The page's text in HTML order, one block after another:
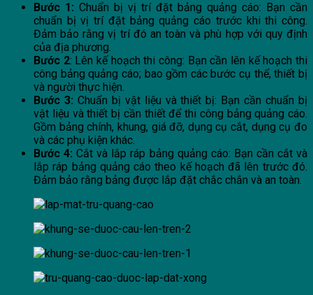
Bước 1: Chuẩn bị vị trí đặt bảng quảng cáo: Bạn cần
chuẩn bị vị trí đặt bảng quảng cáo trước khi thi công.
Đảm bảo rằng vị trí đó an toàn và phù hợp với quy định
của địa phương.
Bước 2: Lên kế hoạch thi công: Bạn cần lên kế hoạch thi
công bảng quảng cáo; bao gồm các bước cụ thể, thiết bị
và người thực hiện.
Bước 3: Chuẩn bị vật liệu và thiết bị: Bạn cần chuẩn bị
vật liệu và thiết bị cần thiết để thi công bảng quảng cáo.
Gồm bảng chính, khung, giá đỡ, dụng cụ cắt, dụng cụ đo
và các phụ kiện khác.
Bước 4: Cắt và lắp ráp bảng quảng cáo: Bạn cần cắt và
lắp ráp bảng quảng cáo theo kế hoạch đã lên trước đó.
Đảm bảo rằng bảng được lắp đặt chắc chắn và an toàn.